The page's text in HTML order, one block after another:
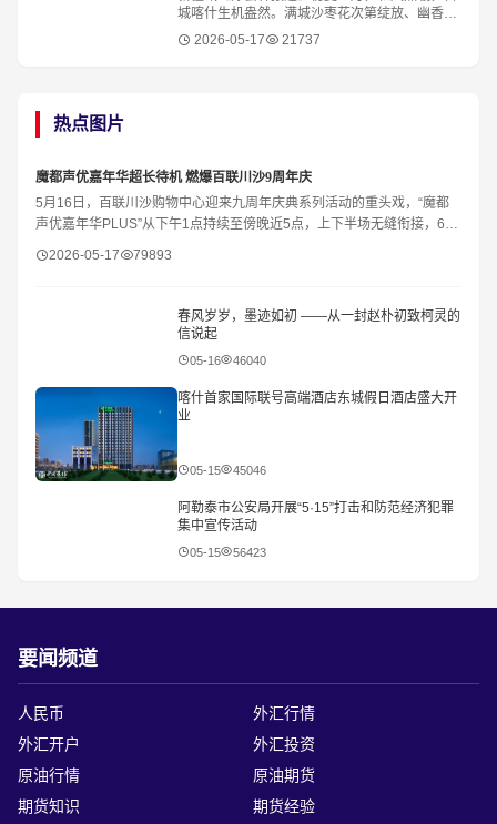
“聚企力·融爱心·共发展”庆祝第36个全国助残日
暨企业家交流会上海顺利举办5月15日下午，在
第三十六个全国助残日前夕，“聚企力·融爱心·共
香满城，绘就出南疆大地硕果初绽、欣欣向荣的
2026-05-17 21737
热点图片
​魔都声优嘉年华超长待机 燃爆百联川沙9周年庆
5月16日，百联川沙购物中心迎来九周年庆典系列活动的重头戏，“魔都
声优嘉年华PLUS”从下午1点持续至傍晚近5点，上下半场无缝衔接，66
2026-05-17 79893
信说起
喀什首家国际联号高端酒店东城假日酒店盛大开
业
要闻频道